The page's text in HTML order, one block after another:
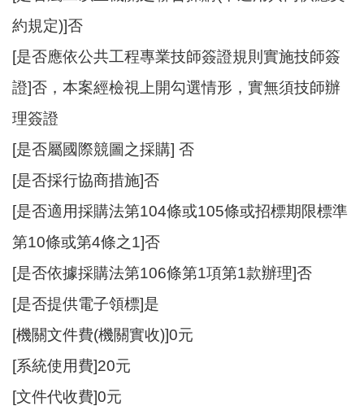
約規定)]否
[是否應依公共工程專業技師簽證規則實施技師簽
證]否，本案經檢視上開勾選情形，實無須技師辦
理簽證
[是否屬國際競圖之採購] 否
[是否採行協商措施]否
[是否適用採購法第104條或105條或招標期限標準
第10條或第4條之1]否
[是否依據採購法第106條第1項第1款辦理]否
[是否提供電子領標]是
[機關文件費(機關實收)]0元
[系統使用費]20元
[文件代收費]0元